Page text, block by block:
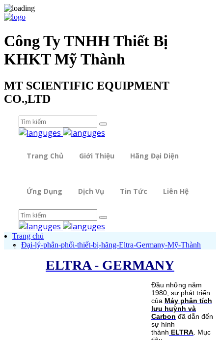
Công Ty TNHH Thiết Bị
KHKT Mỹ Thành
MT SCIENTIFIC EQUIPMENT
CO.,LTD
Trang Chủ Giới Thiệu Hãng Đại Diện
Ứng Dụng Dịch Vụ Tin Tức Liên Hệ
Trang chủ
Đại-lý-phân-phối-thiết-bị-hãng-Eltra-Germany-Mỹ-Thành
ELTRA - GERMANY
Đầu những năm
1980, sự phát triển
của Máy phân tích
lưu huỳnh và
Carbon đã dẫn đến
sự hình
thành ELTRA . Mục